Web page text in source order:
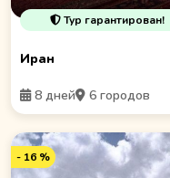
Тур гарантирован!
Иран
8 дней 6 городов
- 16 %